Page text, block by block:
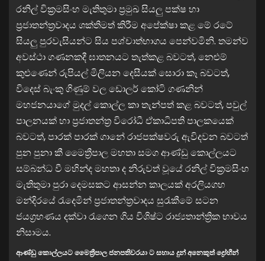
රනිල් වික්‍රමසිංහ මැතිතුමා ප්‍රමුඛ සියලු පක්ෂ හා
ප්‍රජාතන්ත්‍රවාදය ශක්තිමත් කිරීම අපේක්ෂා කළ මේ රටේ
සියලු පුරවැසියන්ට සිය පශ්චාත්භාගය පෙන්වමිනි. තමන්ව
අවස්ථා ගණනකදී ඝාතනයට තැත්කළ බවටත්, නෙළුම්
කුළුණෙන් රුපියල් මිලියන දෙසීයක් සොරා කෑ බවටත්,
විදෙස් බැංකු ගිණුම් වල ඩොලර් කෝටි ගණනින්
මහජනයාගේ මුදල් කොල්ල කා තැන්පත් කළ බවටත්, පවුල්
පාලනයක් හා ප්‍රජාතන්ත්‍ර විරෝධී ඒකාධිපති පාලකයෙක්
බවටත්, පාරක් පාරක් ගානේ රාජපක්ෂවරු ඇවිදවන බවටත්
පුන පුනා කී මෛත්‍රීපාල මහතා සමග ආණ්ඩු කොල්ලයට
සම්බන්ධ වී මහින්ද මහතා ද නිරුවත් වූයේ රනිල් වික්‍රමසිංහ
මැතිතුමා පුරා දෙමසකට ආසන්න කාලයක් අරලියගහ
මන්දිරයේ රැදෙමින් ප්‍රජාතන්ත්‍රවාදය සුරැකීමේ සටන
ජයග්‍රහණය දක්වා රැගෙන ගිය විශිෂ්ට රාජ්‍යතාන්ත්‍රික භාවය
නිසාමය.
ආණ්ඩු කොල්ලයට මෛත්‍රීපාල ජනපතිවරයා ට සහාය දුන් අනෙකුත් ද්‍රෝහීන්